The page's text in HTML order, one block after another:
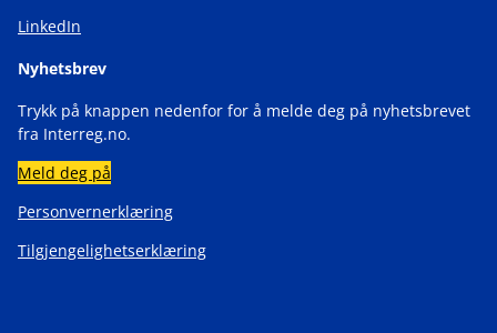
LinkedIn
Nyhetsbrev
Trykk på knappen nedenfor for å melde deg på nyhetsbrevet
fra Interreg.no.
Meld deg på
Personvernerklæring
Tilgjengelighetserklæring